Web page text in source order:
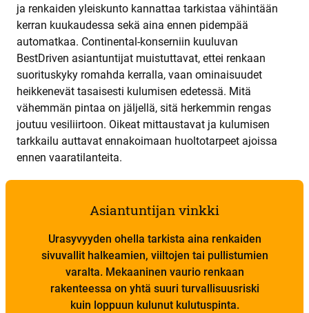
ja renkaiden yleiskunto kannattaa tarkistaa vähintään
kerran kuukaudessa sekä aina ennen pidempää
automatkaa. Continental-konserniin kuuluvan
BestDriven asiantuntijat muistuttavat, ettei renkaan
suorituskyky romahda kerralla, vaan ominaisuudet
heikkenevät tasaisesti kulumisen edetessä. Mitä
vähemmän pintaa on jäljellä, sitä herkemmin rengas
joutuu vesiliirtoon. Oikeat mittaustavat ja kulumisen
tarkkailu auttavat ennakoimaan huoltotarpeet ajoissa
ennen vaaratilanteita.
Asiantuntijan vinkki
Urasyvyyden ohella tarkista aina renkaiden
sivuvallit halkeamien, viiltojen tai pullistumien
varalta. Mekaaninen vaurio renkaan
rakenteessa on yhtä suuri turvallisuusriski
kuin loppuun kulunut kulutuspinta.